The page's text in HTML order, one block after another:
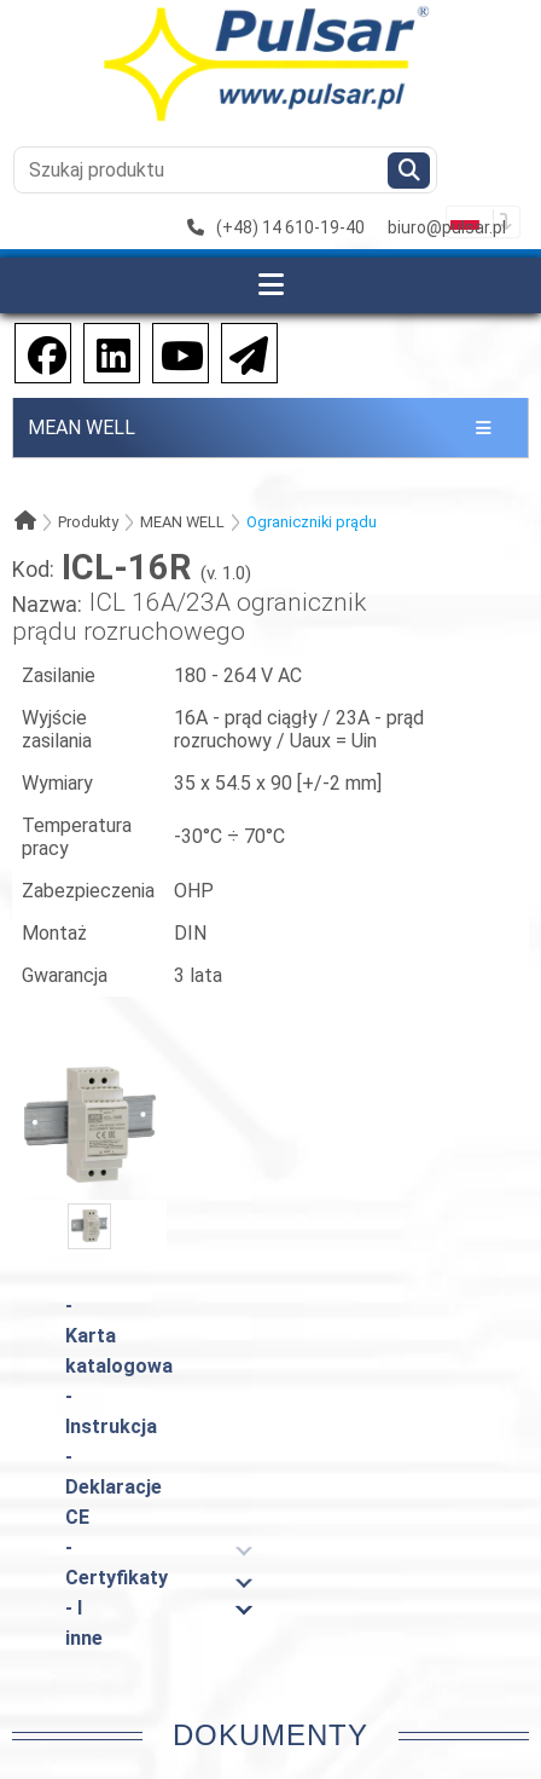
(+48) 14 610-19-40 biuro@pulsar.pl
MEAN WELL
Produkty MEAN WELL Ograniczniki prądu
Kod: ICL-16R (v. 1.0)
Nazwa: ICL 16A/23A ogranicznik
prądu rozruchowego
Zasilanie
180 - 264 V AC
Wyjście
zasilania
16A - prąd ciągły / 23A - prąd
rozruchowy / Uaux = Uin
Wymiary
35 x 54.5 x 90 [+/-2 mm]
Temperatura
pracy
-30°C ÷ 70°C
Zabezpieczenia
OHP
Montaż
DIN
Gwarancja
3 lata
-
Karta
katalogowa
-
Instrukcja
-
Deklaracje
CE
-
Certyfikaty
- I
inne
DOKUMENTY